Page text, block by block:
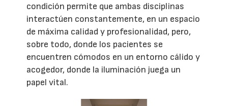
condición permite que ambas disciplinas
interactúen constantemente, en un espacio
de máxima calidad y profesionalidad, pero,
sobre todo, donde los pacientes se
encuentren cómodos en un entorno cálido y
acogedor, donde la iluminación juega un
papel vital.